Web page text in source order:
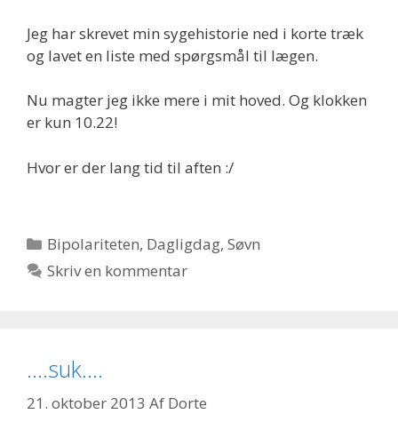
Jeg har skrevet min sygehistorie ned i korte træk
og lavet en liste med spørgsmål til lægen.
Nu magter jeg ikke mere i mit hoved. Og klokken
er kun 10.22!
Hvor er der lang tid til aften :/
Kategorier
Bipolariteten, Dagligdag,Søvn
Skriv en kommentar
….suk….
21. oktober 2013 Af Dorte